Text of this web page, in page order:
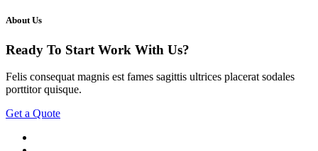
About Us
Ready To Start Work With Us?
Felis consequat magnis est fames sagittis ultrices placerat sodales
porttitor quisque.
Get a Quote